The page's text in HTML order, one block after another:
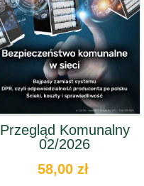
Przegląd Komunalny
02/2026
58,00 zł